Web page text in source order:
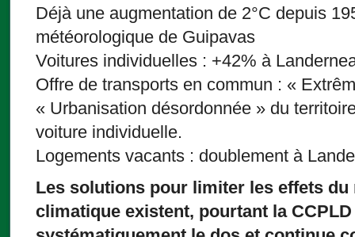
Déjà une augmentation de 2°C depuis
météorologique de Guipavas
Voitures individuelles : +42% à
Offre de transports en commun : «
« Urbanisation désordonnée » du
voiture individuelle.
Logements vacants : doublement à
Les solutions pour limiter les effets du
climatique existent, pourtant la